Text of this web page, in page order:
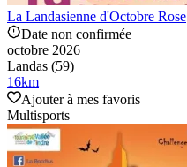
La Landasienne d'Octobre Rose
Date non confirmée
octobre 2026
Landas (59)
16km
Ajouter à mes favoris
Multisports